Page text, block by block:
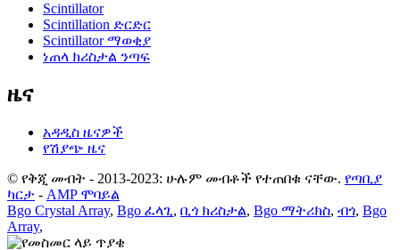
Scintillator
Scintillation ድርድር
Scintillator ማወቂያ
ነጠላ ክሪስታል ንጣፍ
ዜና
አዳዲስ ዜናዎች
የሽያጭ ዜና
© የቅጂ መብት - 2013-2023: ሁሉም መብቶች የተጠበቁ ናቸው. የጣቢያ
ካርታ - AMP ሞባይል
Bgo Crystal Array, Bgo ፈላጊ, ቢጎ ክሪስታል, Bgo ማትሪክስ, ብጎ, Bgo
Array,